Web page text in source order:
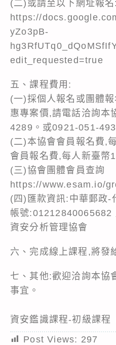
(二)或請至以下網址報名:
https://
yZo3pB-
edit_requested=true
五、課程費用:
(一)採個人報名或團體
惠專案價,請電話洽詢本
4289。或0921-051-493
(二)本協會會員報名費,
會員報名費,每人新臺幣
(三)協會團體會員查詢
https://www.esam.io/
(四)匯款資訊:中華郵政-
帳號:01212840065682
資安分析管理協會
六、完成線上課程,將發
七、其他:歡迎洽詢本協
事宜。
資安鑑識課程-初級課程
Post Views: 297